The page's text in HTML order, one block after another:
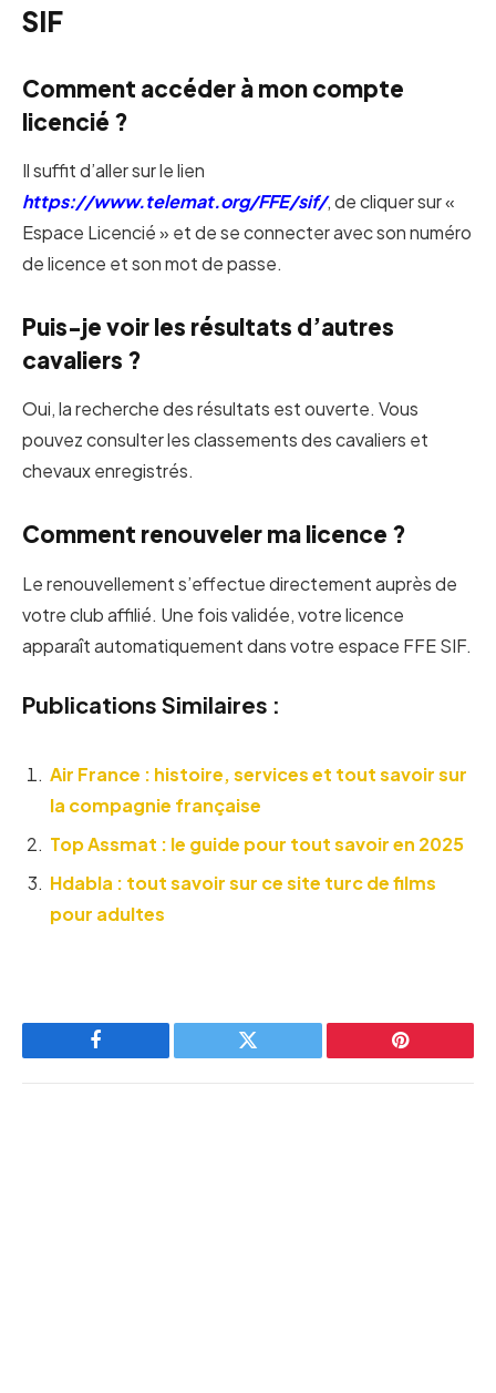
SIF
Comment accéder à mon compte
licencié ?
Il suffit d’aller sur le lien
https://www.telemat.org/FFE/sif/, de cliquer sur «
Espace Licencié » et de se connecter avec son numéro
de licence et son mot de passe.
Puis-je voir les résultats d’autres
cavaliers ?
Oui, la recherche des résultats est ouverte. Vous
pouvez consulter les classements des cavaliers et
chevaux enregistrés.
Comment renouveler ma licence ?
Le renouvellement s’effectue directement auprès de
votre club affilié. Une fois validée, votre licence
apparaît automatiquement dans votre espace FFE SIF.
Publications Similaires :
Air France : histoire, services et tout savoir sur
la compagnie française
Top Assmat : le guide pour tout savoir en 2025
Hdabla : tout savoir sur ce site turc de films
pour adultes
Facebook Twitter Pinterest